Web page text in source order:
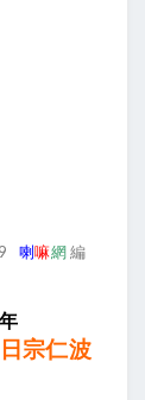
喇嘛網編
年
宗仁波